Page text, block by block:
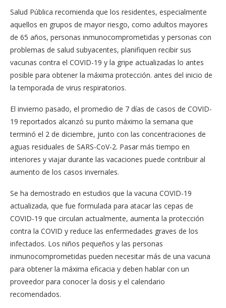
Salud Pública recomienda que los residentes, especialmente
aquellos en grupos de mayor riesgo, como adultos mayores
de 65 años, personas inmunocomprometidas y personas con
problemas de salud subyacentes, planifiquen recibir sus
vacunas contra el COVID-19 y la gripe actualizadas lo antes
posible para obtener la máxima protección. antes del inicio de
la temporada de virus respiratorios.
El invierno pasado, el promedio de 7 días de casos de COVID-
19 reportados alcanzó su punto máximo la semana que
terminó el 2 de diciembre, junto con las concentraciones de
aguas residuales de SARS-CoV-2. Pasar más tiempo en
interiores y viajar durante las vacaciones puede contribuir al
aumento de los casos invernales.
Se ha demostrado en estudios que la vacuna COVID-19
actualizada, que fue formulada para atacar las cepas de
COVID-19 que circulan actualmente, aumenta la protección
contra la COVID y reduce las enfermedades graves de los
infectados. Los niños pequeños y las personas
inmunocomprometidas pueden necesitar más de una vacuna
para obtener la máxima eficacia y deben hablar con un
proveedor para conocer la dosis y el calendario
recomendados.